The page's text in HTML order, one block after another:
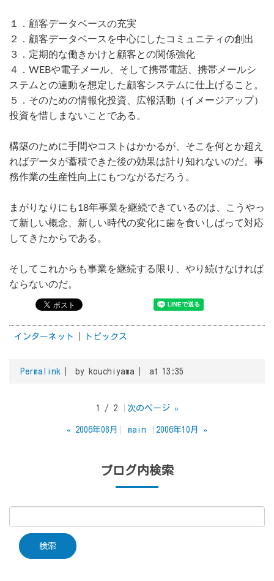
１．顧客データベースの充実
２．顧客データベースを中心にしたコミュニティの創出
３．定期的な働きかけと顧客との関係強化
４．WEBや電子メール、そして携帯電話、携帯メールシ
ステムとの連動を想定した顧客システムに仕上げること。
５．そのための情報化投資、広報活動（イメージアップ）
投資を惜しまないことである。
構築のために手間やコストはかかるが、そこを何とか超え
ればデータが蓄積できた後の効果は計り知れないのだ。事
務作業の生産性向上にもつながるだろう。
まがりなりにも18年事業を継続できているのは、こうやっ
て新しい概念、新しい時代の変化に歯を食いしばって対応
してきたからである。
そしてこれからも事業を継続する限り、やり続けなければ
ならないのだ。
インターネット トピックス
Permalink by kouchiyama at 13:35
1 / 2 次のページ »
« 2006年08月 main 2006年10月 »
ブログ内検索